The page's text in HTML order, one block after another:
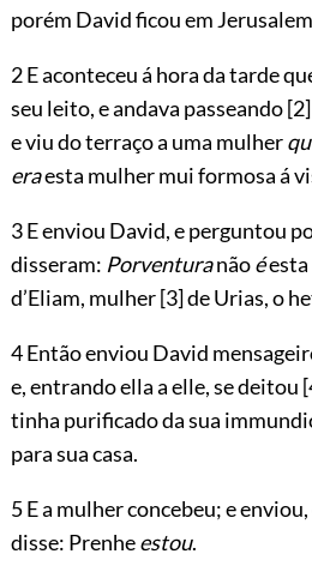
porém David ficou em
2 E aconteceu á hora da tarde
seu leito, e andava passeando[2]
e viu do terraço a uma mulher
eraesta mulher mui formosa á
3 E enviou David, e perguntou
disseram: Porventuranãoéesta
d’Eliam, mulher[3]de Urias, o
4 Então enviou David
e, entrando ella a elle, se deitou
tinha purificado da sua
para sua casa.
5 E a mulher concebeu; e
disse: Prenheestou.